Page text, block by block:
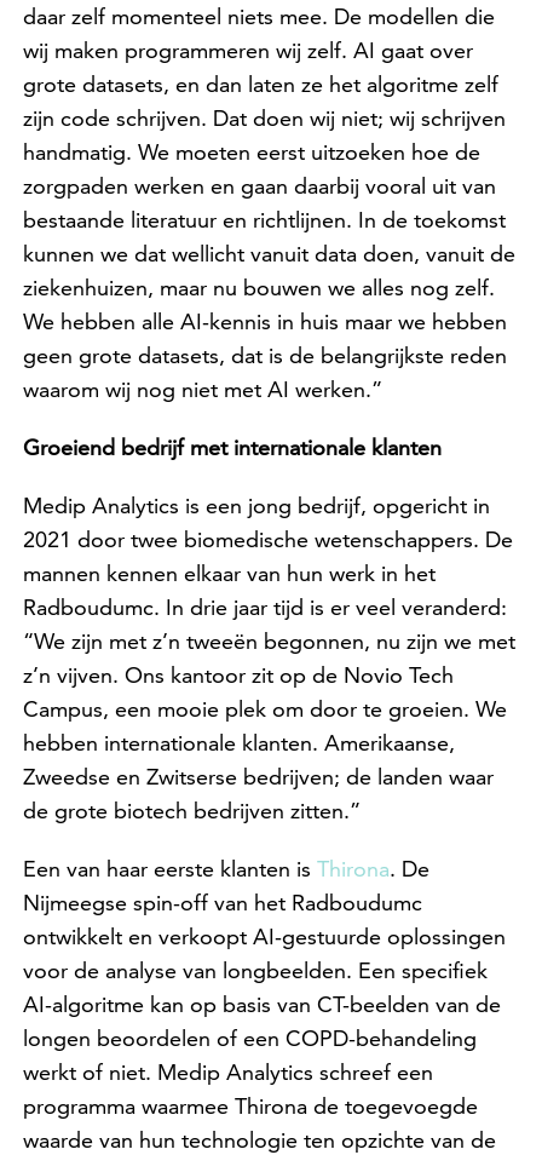
daar zelf momenteel niets mee. De modellen die
wij maken programmeren wij zelf. AI gaat over
grote datasets, en dan laten ze het algoritme zelf
zijn code schrijven. Dat doen wij niet; wij schrijven
handmatig. We moeten eerst uitzoeken hoe de
zorgpaden werken en gaan daarbij vooral uit van
bestaande literatuur en richtlijnen. In de toekomst
kunnen we dat wellicht vanuit data doen, vanuit de
ziekenhuizen, maar nu bouwen we alles nog zelf.
We hebben alle AI-kennis in huis maar we hebben
geen grote datasets, dat is de belangrijkste reden
waarom wij nog niet met AI werken.”
Groeiend bedrijf met internationale klanten
Medip Analytics is een jong bedrijf, opgericht in
2021 door twee biomedische wetenschappers. De
mannen kennen elkaar van hun werk in het
Radboudumc. In drie jaar tijd is er veel veranderd:
“We zijn met z’n tweeën begonnen, nu zijn we met
z’n vijven. Ons kantoor zit op de Novio Tech
Campus, een mooie plek om door te groeien. We
hebben internationale klanten. Amerikaanse,
Zweedse en Zwitserse bedrijven; de landen waar
de grote biotech bedrijven zitten.”
Een van haar eerste klanten is Thirona. De
Nijmeegse spin-off van het Radboudumc
ontwikkelt en verkoopt AI-gestuurde oplossingen
voor de analyse van longbeelden. Een specifiek
AI-algoritme kan op basis van CT-beelden van de
longen beoordelen of een COPD-behandeling
werkt of niet. Medip Analytics schreef een
programma waarmee Thirona de toegevoegde
waarde van hun technologie ten opzichte van de